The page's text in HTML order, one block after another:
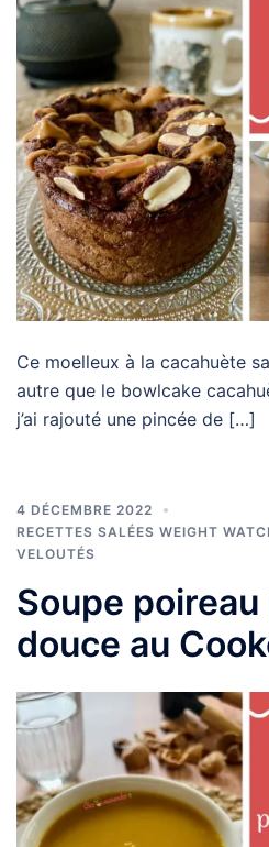
Ce moelleux à la cacahuète
autre que le bowlcake
j’ai rajouté une pincée de […]
4 DÉCEMBRE 2022
RECETTES SALÉES WEIGHT
VELOUTÉS
Soupe
douce au